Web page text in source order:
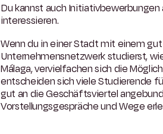
Du kannst auch
interessieren.
Wenn du in einer Stadt mit einem
Unternehmensnetzwerk studierst,
Málaga, vervielfachen sich die
entscheiden sich viele Studierende
gut an die Geschäftsviertel
Vorstellungsgespräche und Wege